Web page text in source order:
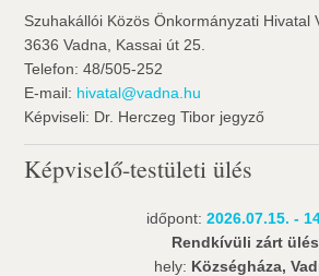
Szuhakállói Közös Önkormányzati Hivatal
3636 Vadna, Kassai út 25.
Telefon: 48/505-252
E-mail: hivatal@vadna.hu
Képviseli: Dr. Herczeg Tibor jegyző
Képviselő-testületi ülés
időpont: 2026.07.15. -
Rendkívüli zárt ülés
hely: Községháza,